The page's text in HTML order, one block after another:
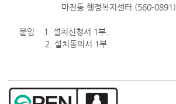
마전동 행정복지센터 (560-0891)
붙임 1. 설치신청서 1부.
2. 설치동의서 1부.